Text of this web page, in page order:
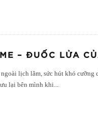
– ĐUỐC LỬA
lịch lãm, sức hút khó cưỡng
lại bên mình khi...